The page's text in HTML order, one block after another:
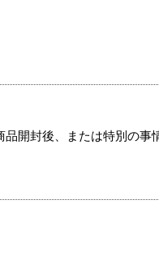
開封後、または特別の事